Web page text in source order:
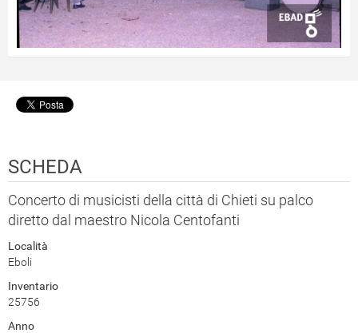
SCHEDA
Concerto di musicisti della città di Chieti su palco
diretto dal maestro Nicola Centofanti
Località
Eboli
Inventario
25756
Anno